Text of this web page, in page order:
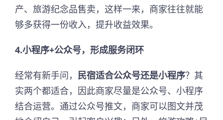
产、旅游纪念品售卖，这样一来，商家往往就能
够多获得一份收入，提升收益效果。
4.小程序+公众号，形成服务闭环
经常有新手问， 民宿适合公众号还是小程序？其
实两个都适合，因此商家尽量是公众号、小程序
结合运营。通过公众号推文，商家可以图文并茂